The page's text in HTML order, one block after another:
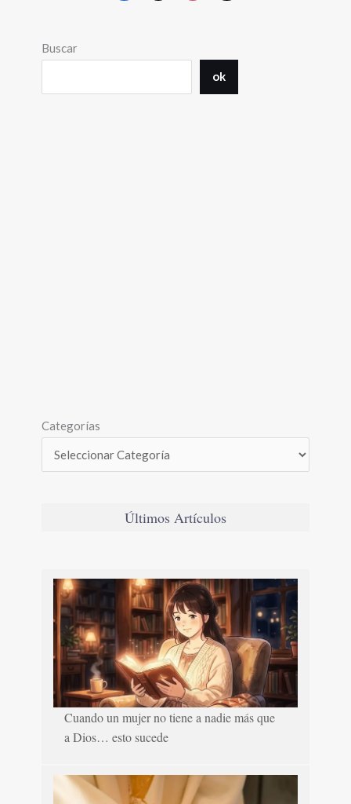
Buscar
ok
Categorías
Últimos Artículos
Cuando un mujer no tiene a nadie más que
a Dios… esto sucede